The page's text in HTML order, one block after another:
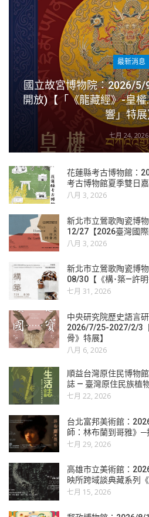
最新消息
國立故宮博物院：2026/
開放)【「《龍藏經》-皇
響」特
七月 24, 2026
花蓮縣考古博物館：
考古博物館夏季雙日嘉
八月 3, 2026
新北市立鶯歌陶瓷博
12/27【2026臺灣國際
八月 3, 2026
新北市立鶯歌陶瓷博
08/30【《構･築—許明
七月 31, 2026
中央研究院歷史語言
2026/7/25-2027/2/3
骨》特展】
八月 6, 2026
順益台灣原住民博物
誌 — 臺灣原住民族植物
七月 22, 2026
台北富邦美術館：
師：林布蘭到哥雅》─
七月 29, 2026
高雄市立美術館：
映所跨域談典藏系列
七月 15, 2026